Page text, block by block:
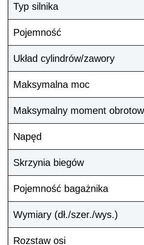
Typ silnika
Pojemność
Układ cylindrów/zawory
Maksymalna moc
Maksymalny moment
Napęd
Skrzynia biegów
Pojemność bagażnika
Wymiary (dł./szer./wys.)
Rozstaw osi